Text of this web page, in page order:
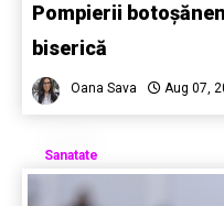
Pompierii
biserică
Oana Sava Aug 07,
Sanatate